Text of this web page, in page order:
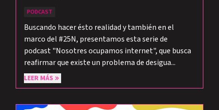
PODCAST
Buscando hacer ésto realidad y también en el
marco del #25N, presentamos esta serie de
podcast "Nosotres ocupamos internet", que busca
reafirmar que existe un problema de desigua...
LEER MÁS